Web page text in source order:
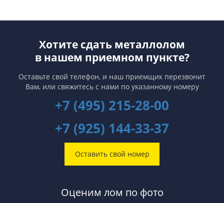
Хотите сдать металлолом
в нашем приемном пункте?
Оставьте свой телефон, и наш приемщик перезвонит
Вам, или свяжитесь с нами по указанному номеру
+7 (495) 215-28-00
+7 (925) 144-33-37
Оставить свой номер
Оценим лом по фото